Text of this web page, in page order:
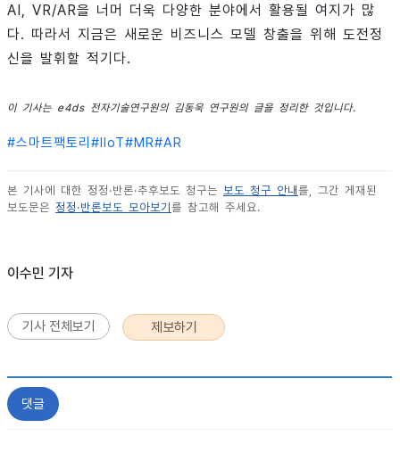
AI, VR/AR을 너머 더욱 다양한 분야에서 활용될 여지가 많
다. 따라서 지금은 새로운 비즈니스 모델 창출을 위해 도전정
신을 발휘할 적기다.
이 기사는 e4ds 전자기술연구원의 김동욱 연구원의 글을 정리한 것입니다.
#스마트팩토리 #IIoT#MR#AR
본 기사에 대한 정정·반론·추후보도 청구는 보도 청구 안내를, 그간 게재된
보도문은 정정·반론보도 모아보기를 참고해 주세요.
이수민 기자
기사 전체보기 제보하기
댓글